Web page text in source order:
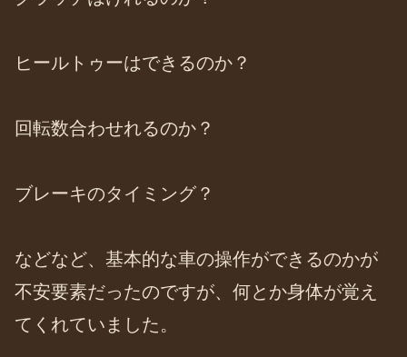
ヒールトゥーはできるのか？
回転数合わせれるのか？
ブレーキのタイミング？
などなど、基本的な車の操作ができるのかが
不安要素だったのですが、何とか身体が覚え
てくれていました。